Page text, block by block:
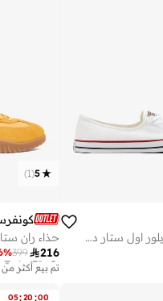
حذاء تشاك تايلور اول ستار داينتي باليت جي اس
5
(
1
)
حذاء ران
216
399
%
توصيل مجاني
تم بيع أكثر من 10 مؤخرا
05:20 :00